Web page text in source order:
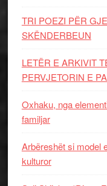
TRI POEZI PËR
SKËNDERBEUN
LETËR E ARKIVIT
PERVJETORIN E
Oxhaku, nga
familjar
Arbëreshët si model
kulturor